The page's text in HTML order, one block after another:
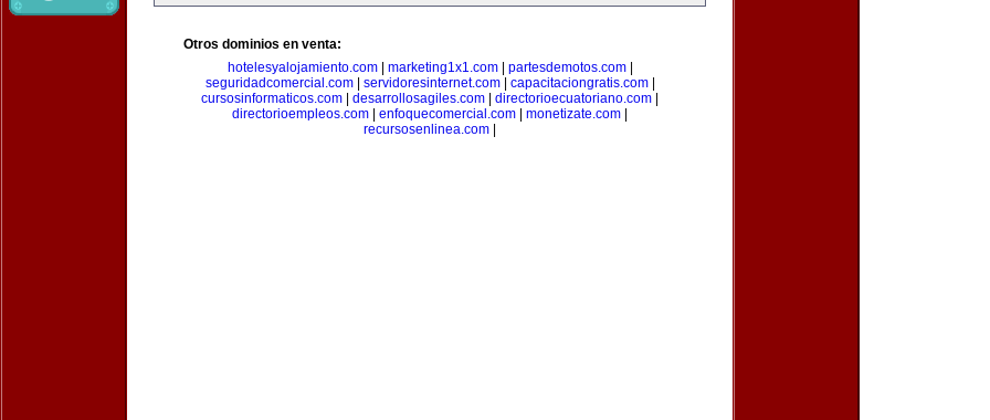
Otros dominios en venta:
hotelesyalojamiento.com| marketing1x1.com| partesdemotos.com|
seguridadcomercial.com| servidoresinternet.com| capacitaciongratis.com|
cursosinformaticos.com
desarrollosagiles.com directorioecuatoriano.com
directorioempleos.com
enfoquecomercial.com monetizate.com
recursosenlinea.com